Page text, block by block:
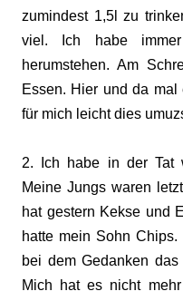
zumindest 1,5l zu
viel. Ich habe
herumstehen. Am
Essen. Hier und da
für mich leicht dies
2. Ich habe in der Tat
Meine Jungs waren
hat gestern Kekse und
hatte mein Sohn
bei dem Gedanken
Mich hat es nicht